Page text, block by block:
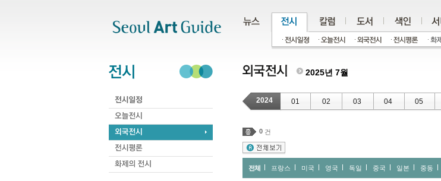
2025년 7월
2024 01 02 03 04 05
0 건
전체 프랑스 미국 영국 독일 중국 일본 중동